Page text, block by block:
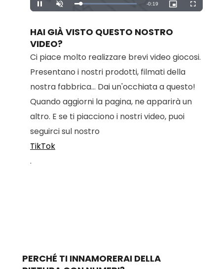
Pause Unmute Loaded:
Remaining
-0:19
Picture-
in-
Fullscreen
HAI GIÀ VISTO QUESTO NOSTRO
VIDEO?
Ci piace molto realizzare brevi video giocosi.
Presentano i nostri prodotti, filmati della
nostra fabbrica... Dai un'occhiata a questo!
Quando aggiorni la pagina, ne apparirà un
altro. E se ti piacciono i nostri video, puoi
seguirci sul nostro
TikTok
.
PERCHÉ TI INNAMORERAI DELLA